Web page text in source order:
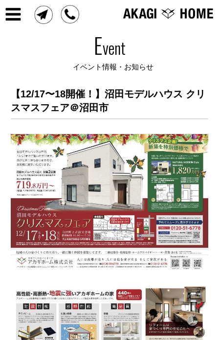
Event
イベント情報・お知らせ
【12/17〜18開催！】沼田モデルハウス クリ
スマスフェア＠沼田市